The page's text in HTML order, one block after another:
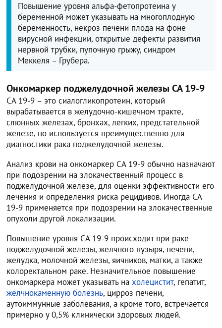
Повышение уровня альфа-фетопротеина у
беременной может указывать на многоплодную
беременность, некроз печени плода на фоне
вирусной инфекции, открытые дефекты развития
нервной трубки, пупочную грыжу, синдром
Меккеля – Грубера.
Онкомаркер поджелудочной железы СА 19-9
СА 19-9 – это сиалогликопротеин, который
вырабатывается в желудочно-кишечном тракте,
слюнных железах, бронхах, легких, предстательной
железе, но используется преимущественно для
диагностики рака поджелудочной железы.
Анализ крови на онкомаркер СА 19-9 обычно назначают
при подозрении на злокачественный процесс в
поджелудочной железе, для оценки эффективности его
лечения и определения риска рецидивов. Иногда СА
19-9 применяется при подозрении на злокачественные
опухоли другой локализации.
Повышение уровня СА 19-9 происходит при раке
поджелудочной железы, желчного пузыря, печени,
желудка, молочной железы, яичников, матки, а также
колоректальном раке. Незначительное повышение
онкомаркера может указывать нахолецистит, гепатит,
желчнокаменную болезнь, цирроз печени,
аутоиммунные заболевания, а кроме того, встречается
примерно у 0,5% клинически здоровых людей.